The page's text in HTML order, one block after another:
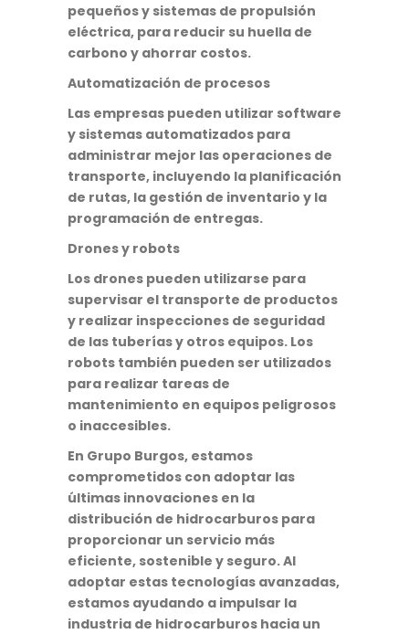
pequeños y sistemas de propulsión
eléctrica, para reducir su huella de
carbono y ahorrar costos.
Automatización de procesos
Las empresas pueden utilizar software
y sistemas automatizados para
administrar mejor las operaciones de
transporte, incluyendo la planificación
de rutas, la gestión de inventario y la
programación de entregas.
Drones y robots
Los drones pueden utilizarse para
supervisar el transporte de productos
y realizar inspecciones de seguridad
de las tuberías y otros equipos. Los
robots también pueden ser utilizados
para realizar tareas de
mantenimiento en equipos peligrosos
o inaccesibles.
En Grupo Burgos, estamos
comprometidos con adoptar las
últimas innovaciones en la
distribución de hidrocarburos para
proporcionar un servicio más
eficiente, sostenible y seguro. Al
adoptar estas tecnologías avanzadas,
estamos ayudando a impulsar la
industria de hidrocarburos hacia un